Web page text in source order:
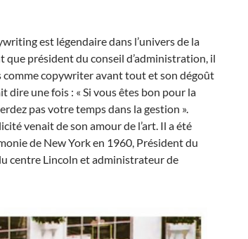
est légendaire dans l’univers de la
que président du conseil d’administration, il
copywriter avant tout et son dégoût
dire une fois : « Si vous êtes bon pour la
pas votre temps dans la gestion ».
venait de son amour de l’art. Il a été
de New York en 1960, Président du
centre Lincoln et administrateur de